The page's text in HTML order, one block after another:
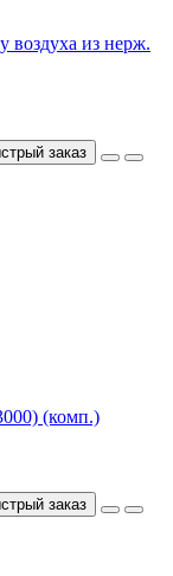
воздуха из нерж.
заказ
(комп.)
заказ